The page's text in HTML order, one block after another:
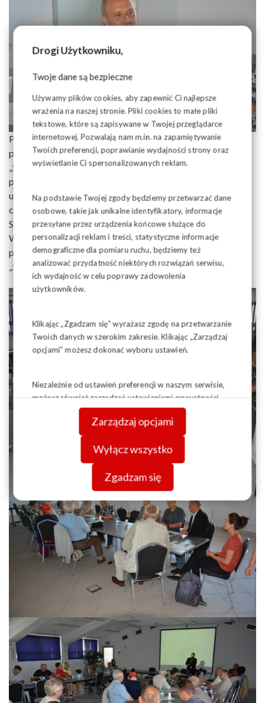
Drogi Użytkowniku,
Twoje dane są bezpieczne
Używamy plików cookies, aby zapewnić Ci najlepsze
wrażenia na naszej stronie. Pliki cookies to małe pliki
tekstowe, które są zapisywane w Twojej przeglądarce
internetowej. Pozwalają nam m.in. na zapamiętywanie
Twoich preferencji, poprawianie wydajności strony oraz
wyświetlanie Ci spersonalizowanych reklam.
Na podstawie Twojej zgody będziemy przetwarzać dane
osobowe, takie jak unikalne identyfikatory, informacje
przesyłane przez urządzenia końcowe służące do
personalizacji reklam i treści, statystyczne informacje
demograficzne dla pomiaru ruchu, będziemy też
analizować przydatność niektórych rozwiązań serwisu,
ich wydajność w celu poprawy zadowolenia
użytkowników.
Klikając „Zgadzam się” wyrażasz zgodę na przetwarzanie
Twoich danych w szerokim zakresie. Klikając „Zarządzaj
opcjami” możesz dokonać wyboru ustawień.
Niezależnie od ustawień preferencji w naszym serwisie,
możesz również zarządzać ustawieniami prywatności
swojej przeglądarki. Więcej informacji o przetwarzaniu
danych znajdziesz wPolityce prywatności.
Zarządzaj opcjami
Wyłącz wszystko
Zgadzam się
Przypomniał wydarzenia historyczne, które spowodowały
powstawanie pierwszych organizacji zakładowych NSZZ
„Solidarność” na Białostocczyźnie, które następnie
przystąpiły do nowo utworzonego MKZ-u. Wśród
uczestników sympozjum były osoby, które wówczas brały
czyny udział w tych historycznych wydarzeniach, m.in.
Stanisława Korolkiewicz, Józef Mozolewski, Ryszard
Wiszowaty, Józef Sadowski i w dyskusji wspominali ten
pierwszy powiew wolności związany z tworzącym się NSZZ
„Solidarność”.